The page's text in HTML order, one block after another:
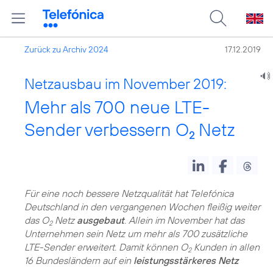
Zurück zu Archiv 2024 17.12.2019
Netzausbau im November 2019:
Mehr als 700 neue LTE-
Sender verbessern O2 Netz
Für eine noch bessere Netzqualität hat Telefónica
Deutschland in den vergangenen Wochen fleißig weiter
das O2Netz ausgebaut. Allein im November hat das
Unternehmen sein Netz um mehr als 700 zusätzliche
LTE-Sender erweitert. Damit können O2Kunden in allen
16 Bundesländern auf ein leistungsstärkeres Netz